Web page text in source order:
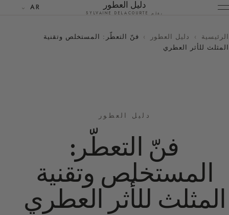
دليل العطور
بقلم SYLVAINE DELACOURTE
AR
الرئيسية › دليل العطور › فنّ التعطّر: المستخلص وتقنية
المثلث للأثر العطري
دليل العطور
فنّ التعطّر:
المستخلص وتقنية
المثلث للأثر العطري